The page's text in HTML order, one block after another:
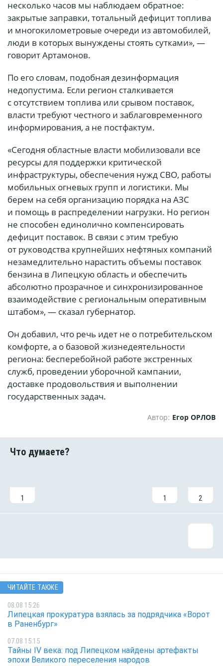
несколько часов мы наблюдаем обратное:
закрытые заправки, тотальный дефицит топлива
и многокилометровые очереди из автомобилей,
люди в которых вынуждены стоять сутками», —
говорит Артамонов.
По его словам, подобная дезинформация
недопустима. Если регион сталкивается
с отсутствием топлива или срывом поставок,
власти требуют честного и заблаговременного
информирования, а не постфактум.
«Сегодня областные власти мобилизовали все
ресурсы для поддержки критической
инфраструктуры, обеспечения нужд СВО, работы
мобильных огневых групп и логистики. Мы
берем на себя организацию порядка на АЗС
и помощь в распределении нагрузки. Но регион
не способен единолично компенсировать
дефицит поставок. В связи с этим требую
от руководства крупнейших нефтяных компаний
незамедлительно нарастить объемы поставок
бензина в Липецкую область и обеспечить
абсолютно прозрачное и синхронизированное
взаимодействие с региональным оперативным
штабом», — сказал губернатор.
Он добавил, что речь идет не о потребительском
комфорте, а о базовой жизнедеятельности
региона: бесперебойной работе экстренных
служб, проведении уборочной кампании,
доставке продовольствия и выполнении
государственных задач.
Автор: Егор ОРЛОВ
1 1 2
ЧИТАЙТЕ ТАКЖЕ
08.08 15:26
Липецкая прокуратура взялась за подрядчика «Ворот
в Раненбург»
07.08 15:15
Тайны IV века: под Липецком найдены артефакты
эпохи Великого переселения народов